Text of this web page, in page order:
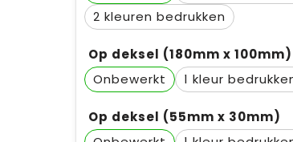
2
Op deksel (180mm x 100mm)
Onbewerkt
1
Op deksel (55mm x 30mm)